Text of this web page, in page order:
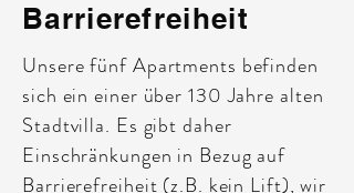
Barrierefreiheit
Unsere fünf Apartments befinden
sich ein einer über 130 Jahre alten
Stadtvilla. Es gibt daher
Einschränkungen in Bezug auf
Barrierefreiheit (z.B. kein Lift), wir